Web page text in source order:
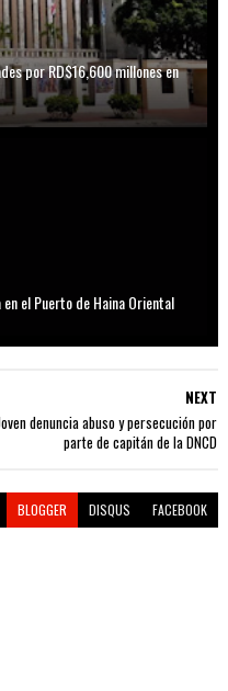
por RD$16,600 millones en
el Puerto de Haina Oriental
NEXT
denuncia abuso y persecución por
parte de capitán de la DNCD
BLOGGER DISQUS FACEBOOK